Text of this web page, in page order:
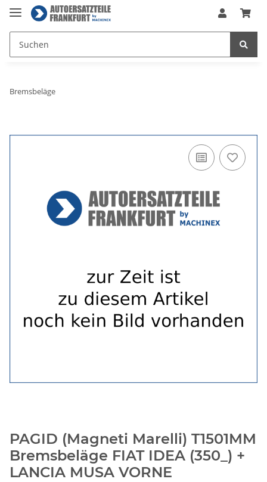
Bremsbeläge
PAGID (Magneti Marelli) T1501MM
Bremsbeläge FIAT IDEA (350_) +
LANCIA MUSA VORNE